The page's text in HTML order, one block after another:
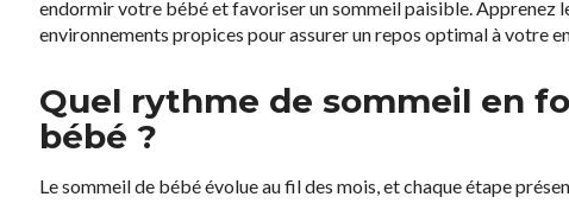
endormir votre bébé et favoriser un sommeil paisible. Apprenez
environnements propices pour assurer un repos optimal à votre
Quel rythme de sommeil en
bébé ?
Le sommeil de bébé évolue au fil des mois, et chaque étape